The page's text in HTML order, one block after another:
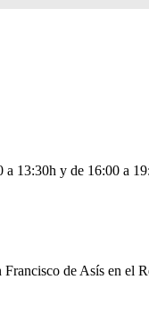
a 13:30h y de 16:00 a
de Asís en el